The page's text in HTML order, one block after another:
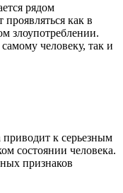
рядом
как в
злоупотреблении.
человеку, так и
к серьезным
состоянии человека.
признаков